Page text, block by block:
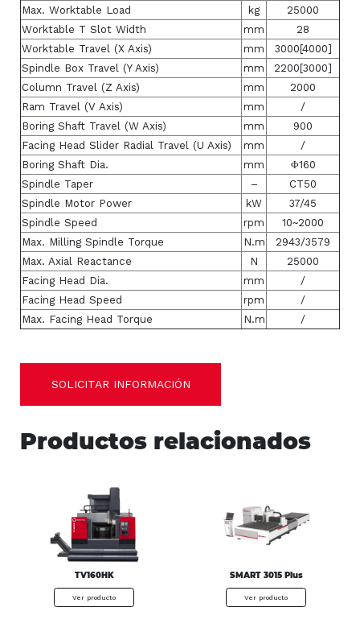
Max. Worktable Load
kg
25000
Worktable T Slot Width
mm
28
Worktable Travel (X Axis)
mm
3000[4000]
Spindle Box Travel (Y Axis)
mm
2200[3000]
Column Travel (Z Axis)
mm
2000
Ram Travel (V Axis)
mm
/
Boring Shaft Travel (W Axis)
mm
900
Facing Head Slider Radial Travel (U Axis)
mm
/
Boring Shaft Dia.
mm
Φ160
Spindle Taper
–
CT50
Spindle Motor Power
kW
37/45
Spindle Speed
rpm
10~2000
Max. Milling Spindle Torque
N.m
2943/3579
Max. Axial Reactance
N
25000
Facing Head Dia.
mm
/
Facing Head Speed
rpm
/
Max. Facing Head Torque
N.m /
SOLICITAR INFORMACIÓN
Productos relacionados
TV160HK
Ver producto
SMART 3015 Plus
Ver producto